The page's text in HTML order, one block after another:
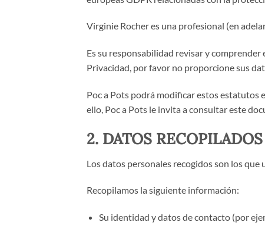
Virginie Rocher es una profesional (en
Es su responsabilidad revisar y
Privacidad, por favor no proporcione sus
Poc a Pots podrá modificar estos estatutos
ello, Poc a Pots le invita a consultar este
2. DATOS
Los datos personales recogidos son los
Recopilamos la siguiente información:
Su identidad y datos de contacto (por